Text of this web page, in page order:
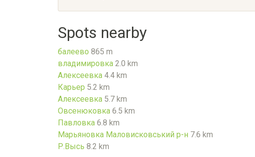
Spots nearby
балеево 865 m
владимировка 2.0 km
Алексеевка 4.4 km
Карьер 5.2 km
Алексеевка 5.7 km
Овсенюковка 6.5 km
Павловка 6.8 km
Марьяновка Маловисковський р-н 7.6 km
Р.Высь 8.2 km